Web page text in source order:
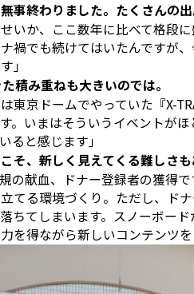
無事終わりました。たくさん
せいか、ここ数年に比べて格段
禍でも続けてはいたんですが
」
た積み重ねも大きいのでは。
は東京ドームでやっていた『X-
。いまはそういうイベントが
ると感じます」
こそ、新しく見えてくる難しさ
規の献血、ドナー登録者の獲得
てる環境づくり。ただし、ド
ちてしまいます。スノーボー
を得ながら新しいコンテンツ